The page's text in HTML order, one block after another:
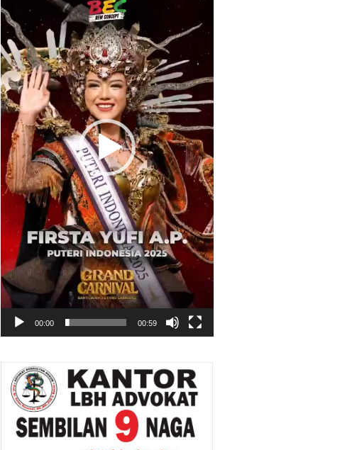
00:00 00:59